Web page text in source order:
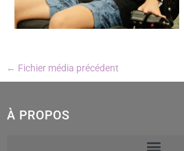
← Fichier média précédent
À PROPOS